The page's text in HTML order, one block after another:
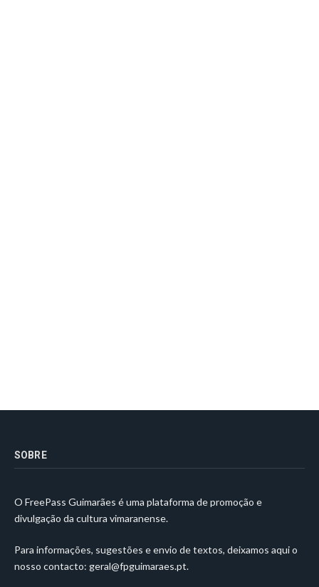
SOBRE
O FreePass Guimarães é uma plataforma de promoção e
divulgação da cultura vimaranense.
Para informações, sugestões e envio de textos, deixamos aqui o
nosso contacto: geral@fpguimaraes.pt.